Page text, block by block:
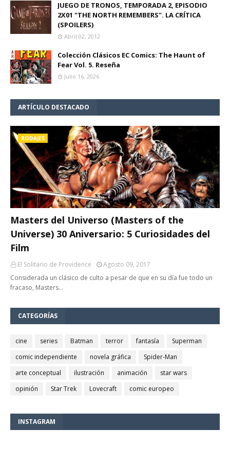
JUEGO DE TRONOS, TEMPORADA 2, EPISODIO
2X01 "THE NORTH REMEMBERS". LA CRÍTICA
(SPOILERS)
Abril 02, 2012
Colección Clásicos EC Comics: The Haunt of
Fear Vol. 5. Reseña
Julio 16, 2026
ARTÍCULO DESTACADO
RODAJES
Masters del Universo (Masters of the
Universe) 30 Aniversario: 5 Curiosidades del
Film
El Solitario de Providence
Agosto 09, 2017
Considerada un clásico de culto a pesar de que en su día fue todo un
fracaso, Masters…
CATEGORÍAS
cine series Batman terror fantasía
Superman
comic independiente
novela gráfica
Spider-Man
arte conceptual
ilustración animación
star wars
opinión
Star Trek Lovecraft comic europeo
INSTAGRAM